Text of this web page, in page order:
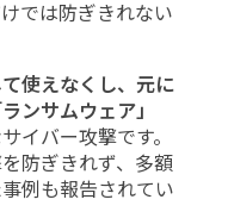
では防ぎきれない
使えなくし、元に
ンサムウェア」
イバー攻撃です。
防ぎきれず、多額
例も報告されてい